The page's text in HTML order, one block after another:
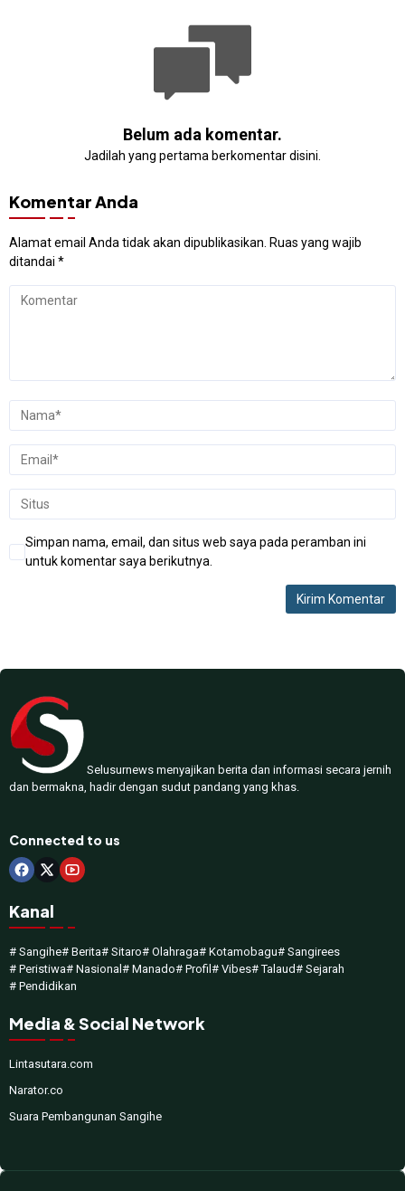
Belum ada komentar.
Jadilah yang pertama berkomentar disini.
Komentar Anda
Alamat email Anda tidak akan dipublikasikan. Ruas yang wajib
ditandai *
Simpan nama, email, dan situs web saya pada peramban ini
untuk komentar saya berikutnya.
Selusurnews menyajikan berita dan informasi secara jernih
dan bermakna, hadir dengan sudut pandang yang khas.
Connected to us
Kanal
# Sangihe# Berita# Sitaro# Olahraga# Kotamobagu# Sangirees
# Peristiwa# Nasional # Manado# Profil # Vibes# Talaud# Sejarah
# Pendidikan
Media & Social Network
Lintasutara.com
Narator.co
Suara Pembangunan Sangihe